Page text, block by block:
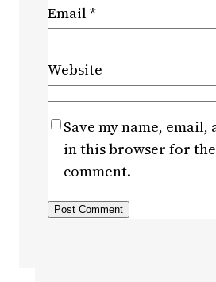
Email*
Website
Save my name, email,
in this browser for
comment.